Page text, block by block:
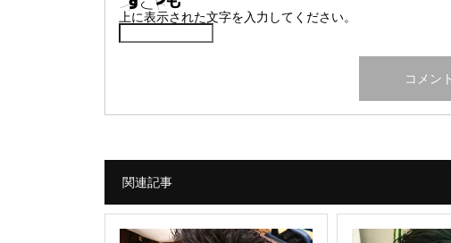
上に表示された文字を入力してください。
関連記事